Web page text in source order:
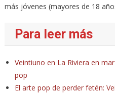
más jóvenes (mayores de 18
Para leer más
Veintiuno en La Riviera en
pop
El arte pop de perder fetén: